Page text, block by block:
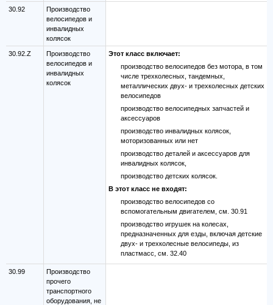
30.92
Производство
велосипедов и
инвалидных
колясок
30.92.Z
Производство
велосипедов и
инвалидных
колясок
Этот класс включает:
производство велосипедов без мотора, в том
числе трехколесных, тандемных,
металлических двух- и трехколесных детских
велосипедов
производство велосипедных запчастей и
аксессуаров
производство инвалидных колясок,
моторизованных или нет
производство деталей и аксессуаров для
инвалидных колясок,
производство детских колясок.
В этот класс не входят:
производство велосипедов со
вспомогательным двигателем, см. 30.91
производство игрушек на колесах,
предназначенных для езды, включая детские
двух- и трехколесные велосипеды, из
пластмасс, см. 32.40
30.99
Производство
прочего
транспортного
оборудования, не